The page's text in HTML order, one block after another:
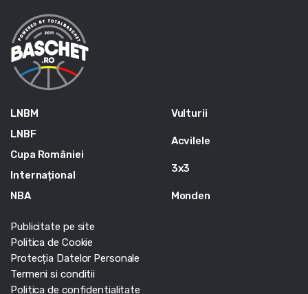
LNBM
LNBF
Cupa României
Internațional
NBA
Vulturii
Acvilele
3x3
Monden
Publicitate pe site
Politica de Cookie
Protecția Datelor Personale
Termeni si conditii
Politica de confidentialitate